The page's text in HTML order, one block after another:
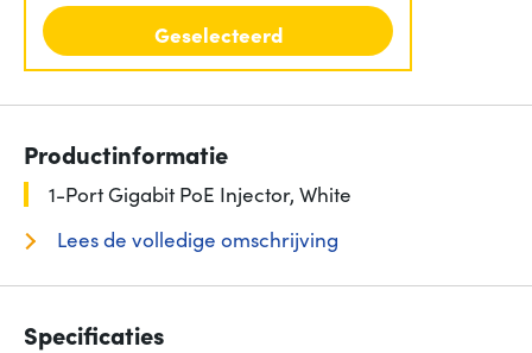
Geselecteerd
Productinformatie
1-Port Gigabit PoE Injector, White
Lees de volledige omschrijving
Specificaties